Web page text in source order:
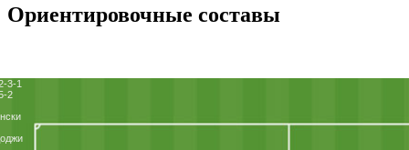
Ориентировочные составы
3-1
2